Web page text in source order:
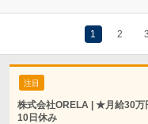
1 2 3
注目
株式会社ORELA | ★月給30
10日休み